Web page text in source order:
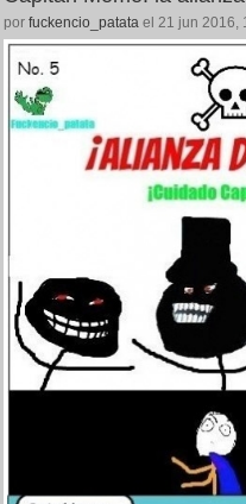
por fuckencio_patata el 21 jun 2016,